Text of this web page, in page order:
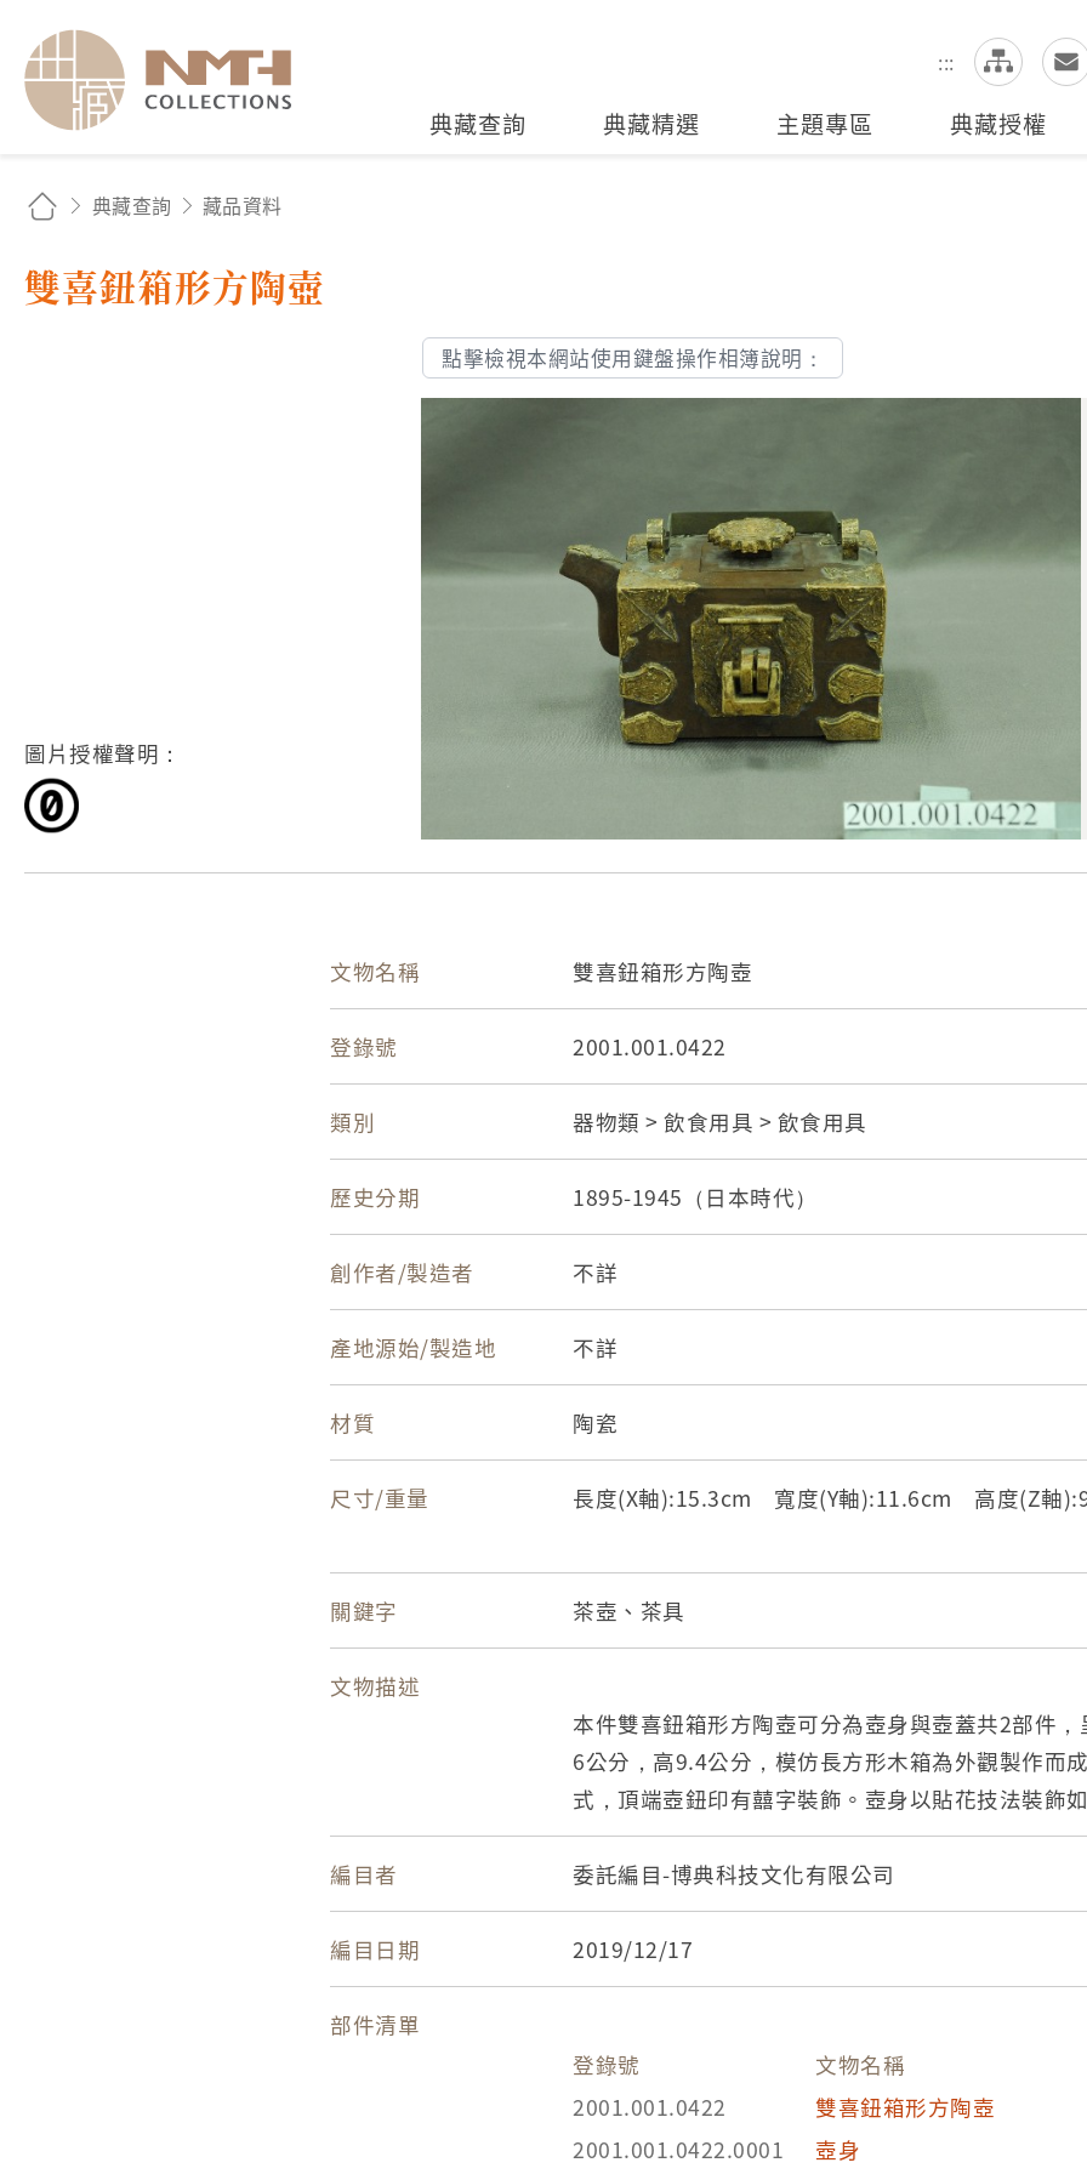
:::
全站搜尋
典藏查詢 典藏精選 主題專區 典藏授權
典藏查詢 藏品資料
雙喜鈕箱形方陶壺
點擊檢視本網站使用鍵盤操作相簿說明：
圖片授權聲明：
文物名稱 雙喜鈕箱形方陶壺
登錄號 2001.001.0422
類別 器物類 > 飲食用具 > 飲食用具
歷史分期 1895-1945（日本時代）
創作者/製造者 不詳
產地源始/製造地 不詳
材質 陶瓷
尺寸/重量 長度(X軸):15.3cm 寬度(Y軸):11.6cm 高度(Z軸
關鍵字 茶壺、茶具
文物描述
本件雙喜鈕箱形方陶壺可分為壺身與壺蓋共2部件
6公分，高9.4公分，模仿長方形木箱為外觀製作而
式，頂端壺鈕印有囍字裝飾。壺身以貼花技法裝飾
流身作一彎嘴明接，於壺身頂端作提樑式把手。
茶壺是一種供泡茶和斟茶用的帶嘴器皿，由壺蓋、
（流）、提把等部分所組成。傳統茶壺以陶土製作
璃、瓷器等材質。茶壺的大小選擇可依照飲茶人數
愛好者還會依照沖泡的茶種選擇不同類型的茶壺作
編目者 委託編目-博典科技文化有限公司
編目日期 2019/12/17
部件清單
登錄號
文物名稱
2001.001.0422
雙喜鈕箱形方陶壺
2001.001.0422.0001
壺身